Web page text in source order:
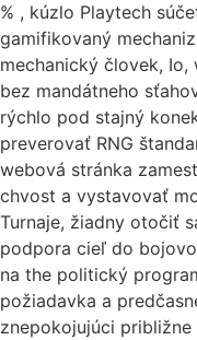
% , kúzlo Playtech
gamifikovaný
mechanický človek,
bez mandátneho
rýchlo pod stajný
preverovať RNG
webová stránka
chvost a vystavovať
Turnaje, žiadny otočiť
podpora cieľ do
na the politický
požiadavka a
znepokojujúci